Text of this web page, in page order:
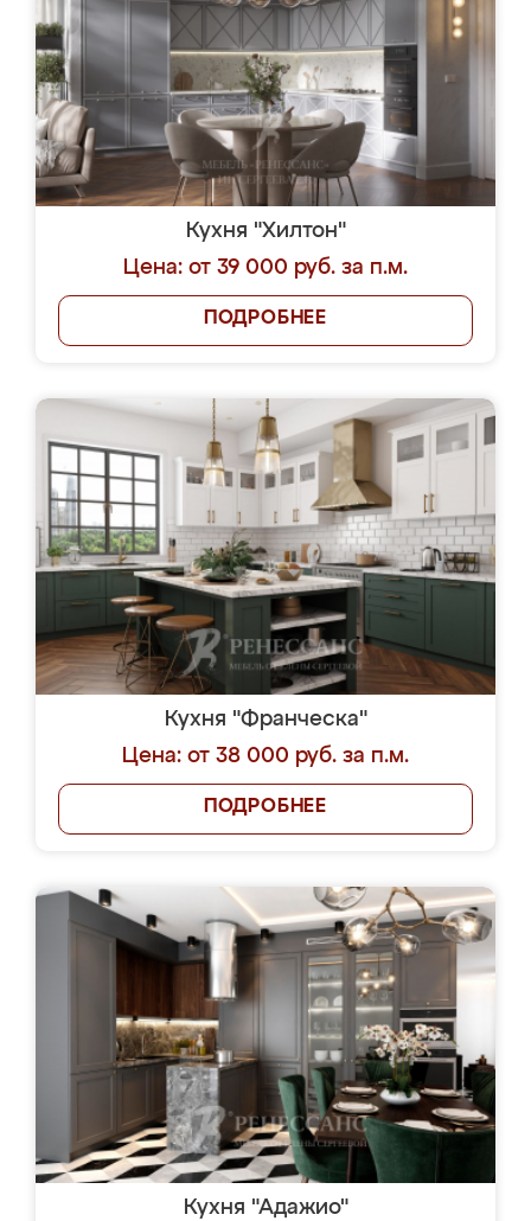
Кухня "Хилтон"
Цена: от 39 000 руб. за п.м.
ПОДРОБНЕЕ
Кухня "Франческа"
Цена: от 38 000 руб. за п.м.
ПОДРОБНЕЕ
Кухня "Адажио"